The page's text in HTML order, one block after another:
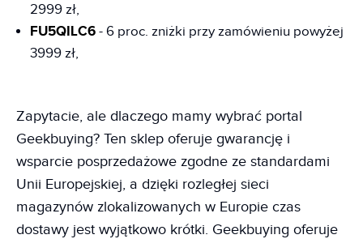
2999 zł,
FU5QILC6 - 6 proc. zniżki przy zamówieniu powyżej
3999 zł,
Zapytacie, ale dlaczego mamy wybrać portal
Geekbuying? Ten sklep oferuje gwarancję i
wsparcie posprzedażowe zgodne ze standardami
Unii Europejskiej, a dzięki rozległej sieci
magazynów zlokalizowanych w Europie czas
dostawy jest wyjątkowo krótki. Geekbuying oferuje